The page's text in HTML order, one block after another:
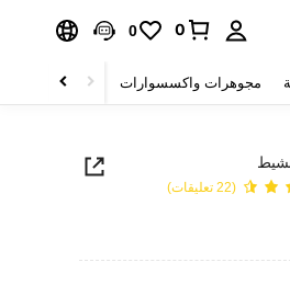
0
0
مجوهرات واكسسوارات الصحة & الجمال
(22 تعليقات)
PRICE